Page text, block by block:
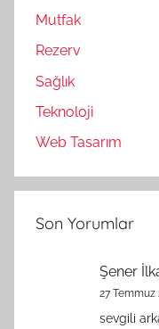
Mutfak
Rezerv
Sağlık
Teknoloji
Web Tasarım
Son Yorumlar
Şener
27 Temmuz
sevgili